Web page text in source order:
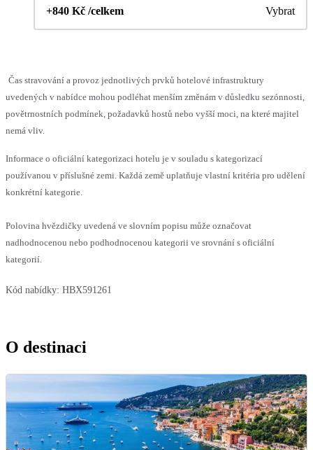
+840 Kč /celkem Vybrat
Čas stravování a provoz jednotlivých prvků hotelové infrastruktury
uvedených v nabídce mohou podléhat menším změnám v důsledku sezónnosti,
povětrnostních podmínek, požadavků hostů nebo vyšší moci, na které majitel
nemá vliv.
Informace o oficiální kategorizaci hotelu je v souladu s kategorizací
používanou v příslušné zemi. Každá země uplatňuje vlastní kritéria pro udělení
konkrétní kategorie.
Polovina hvězdičky uvedená ve slovním popisu může označovat
nadhodnocenou nebo podhodnocenou kategorii ve srovnání s oficiální
kategorií.
Kód nabídky: HBX591261
O destinaci